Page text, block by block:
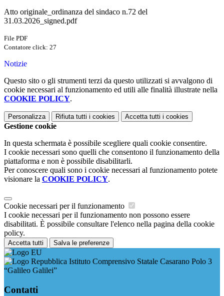
Atto originale_ordinanza del sindaco n.72 del
31.03.2026_signed.pdf
File PDF
Contatore click: 27
Notizie
Questo sito o gli strumenti terzi da questo utilizzati si avvalgono di
cookie necessari al funzionamento ed utili alle finalità illustrate nella
COOKIE POLICY.
Personalizza Rifiuta tutti i cookies Accetta tutti i cookies
Gestione cookie
In questa schermata è possibile scegliere quali cookie consentire.
I cookie necessari sono quelli che consentono il funzionamento della
piattaforma e non è possibile disabilitarli.
Per conoscere quali sono i cookie necessari al funzionamento potete
visionare la COOKIE POLICY.
Cookie necessari per il funzionamento
I cookie necessari per il funzionamento non possono essere
disabilitati. È possibile consultare l'elenco nella pagina della cookie
policy.
Accetta tutti Salva le preferenze
Istituto Comprensivo Statale Casarano Polo 3
“Galileo Galilei”
Contatti